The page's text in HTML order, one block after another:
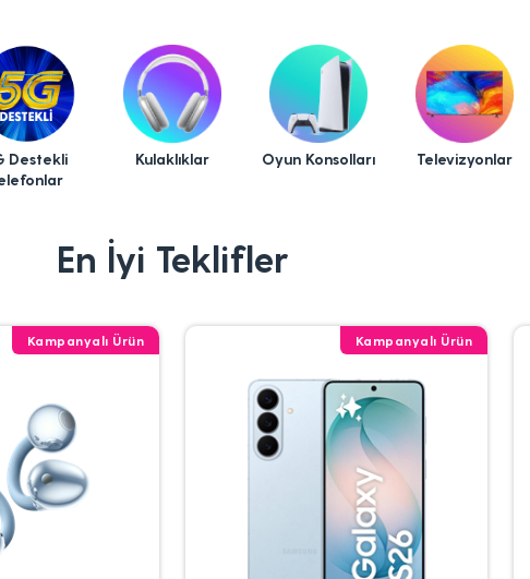
Destekli
Kulaklıklar Oyun Konsolları Televizyonlar
En İyi Teklifler
Kampanyalı Ürün Kampanyalı Ürün